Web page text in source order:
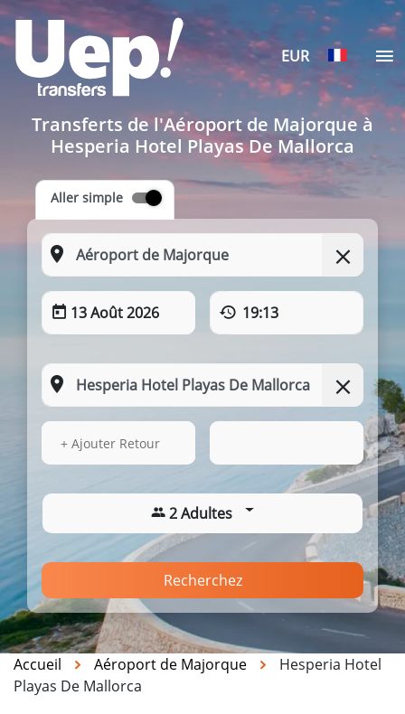
EUR
Transferts de l'Aéroport de Majorque à
Hesperia Hotel Playas De Mallorca
Aller simple
13 Août 2026 19:13
13 Août 2026
+ Ajouter Retour
2 Adultes
Recherchez
Accueil Aéroport de Majorque
Hesperia Hotel
Playas De Mallorca